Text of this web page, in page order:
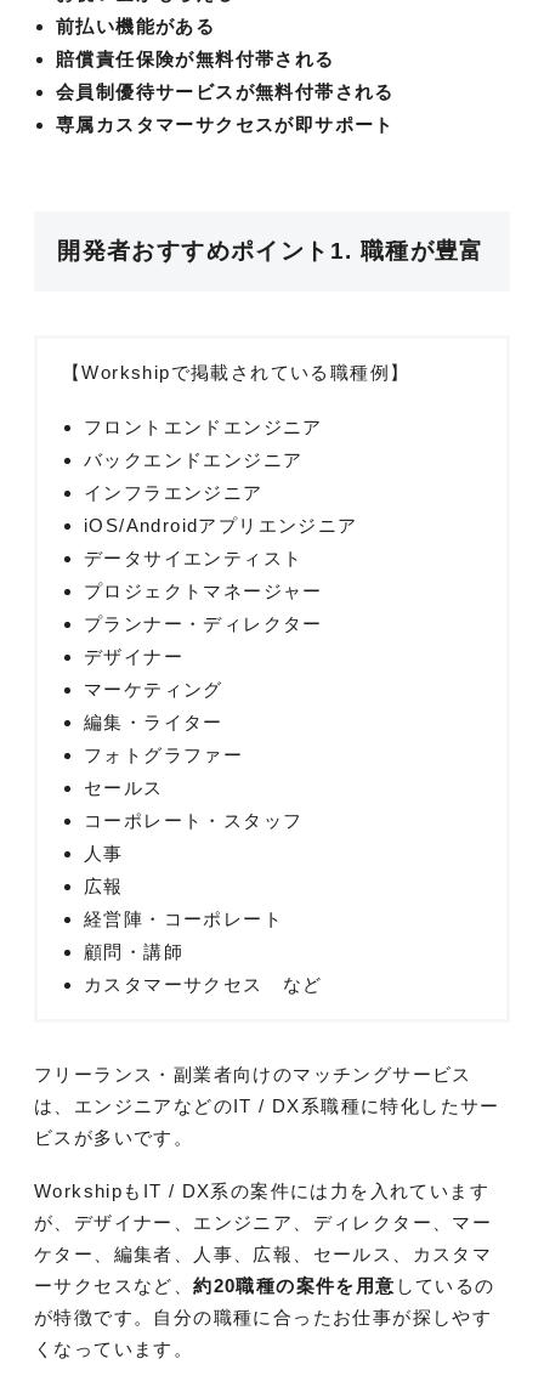
前払い機能がある
賠償責任保険が無料付帯される
会員制優待サービスが無料付帯される
専属カスタマーサクセスが即サポート
開発者おすすめポイント1. 職種が豊富
【Workshipで掲載されている職種例】
フロントエンドエンジニア
バックエンドエンジニア
インフラエンジニア
iOS/Androidアプリエンジニア
データサイエンティスト
プロジェクトマネージャー
プランナー・ディレクター
デザイナー
マーケティング
編集・ライター
フォトグラファー
セールス
コーポレート・スタッフ
人事
広報
経営陣・コーポレート
顧問・講師
カスタマーサクセス など
フリーランス・副業者向けのマッチングサービス
は、エンジニアなどのIT / DX系職種に特化したサー
ビスが多いです。
WorkshipもIT / DX系の案件には力を入れています
が、デザイナー、エンジニア、ディレクター、マー
ケター、編集者、人事、広報、セールス、カスタマ
ーサクセスなど、約20職種の案件を用意 しているの
が特徴です。自分の職種に合ったお仕事が探しやす
くなっています。